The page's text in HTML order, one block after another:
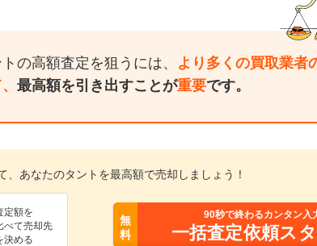
の高額査定を狙うには、 より多くの買取業者
最高額を引き出すことが重要です。
あなたのタントを最高額で売却しましょう！
定額を
べて売却先
決める
無
料
90秒で終わるカンタン入
一括査定依頼ス